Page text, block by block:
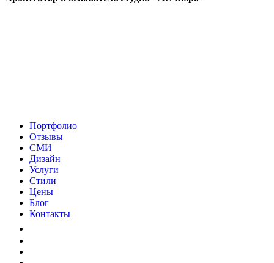
Портфолио
Отзывы
СМИ
Дизайн
Услуги
Стили
Цены
Блог
Контакты